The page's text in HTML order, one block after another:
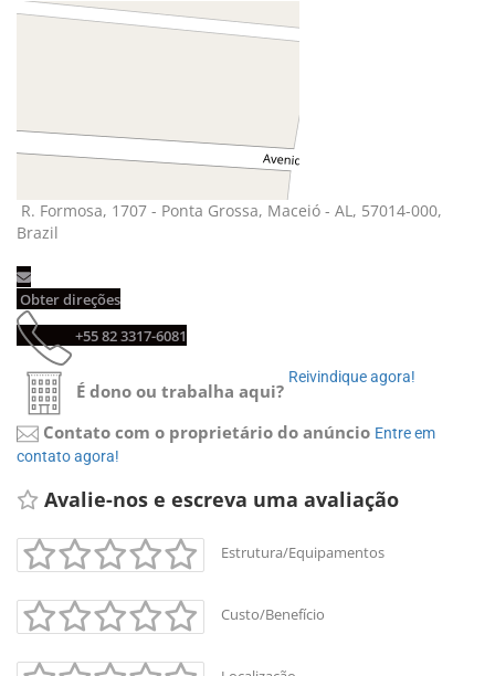
R. Formosa, 1707 - Ponta Grossa, Maceió - AL, 57014-000,
Brazil
Obter direções
+55 82 3317-6081
É dono ou trabalha aqui?
Reivindique agora!
Contato com o proprietário do anúncio Entre em
contato agora!
Avalie-nos e escreva uma avaliação
Estrutura/Equipamentos
Custo/Benefício